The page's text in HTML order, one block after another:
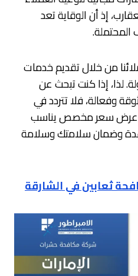
إذ أن الوقاية تعد
المحتملة.
من خلال تقديم خدمات
لذا، إذا كنت تبحث عن
وفعالة، فلا تتردد في
عرض سعر مخصص يناسب
وضمان سلامتك وسلامة
ثعابين في الشارقة